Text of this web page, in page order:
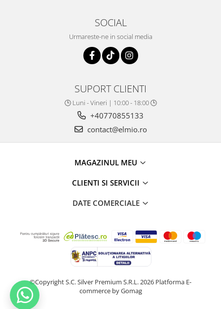
SOCIAL
Urmareste-ne in social media
SUPORT CLIENTI
🕒 Luni - Vineri | 10:00 - 18:00 🕒
+40770855133
contact@elmio.ro
MAGAZINUL MEU
CLIENTI SI SERVICII
DATE COMERCIALE
©Copyright S.C. Silver Premium S.R.L. 2026 Platforma E-
commerce by Gomag